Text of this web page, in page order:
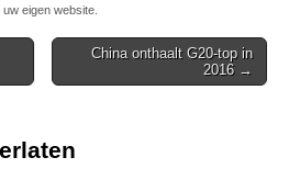
eigen website.
China onthaalt G20-top in
2016 →